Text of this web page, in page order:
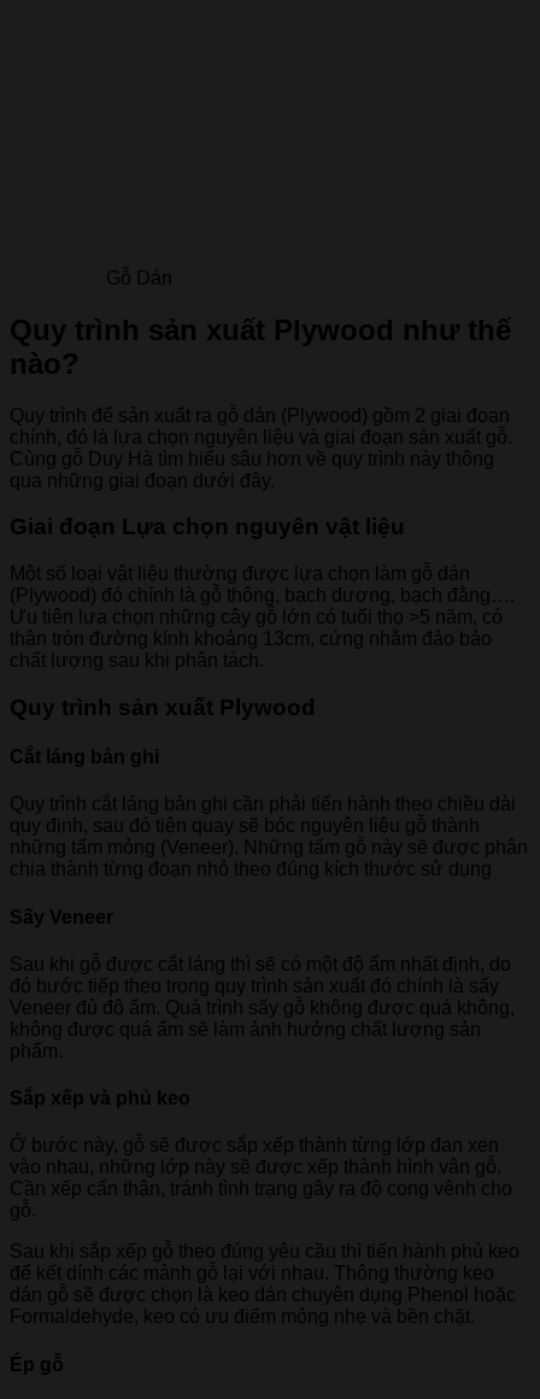
Gỗ Dán
Quy trình sản xuất Plywood như thế
nào?
Quy trình để sản xuất ra gỗ dán (Plywood) gồm 2 giai đoạn
chính, đó là lựa chọn nguyên liệu và giai đoạn sản xuất gỗ.
Cùng gỗ Duy Hà tìm hiểu sâu hơn về quy trình này thông
qua những giai đoạn dưới đây.
Giai đoạn Lựa chọn nguyên vật liệu
Một số loại vật liệu thường được lựa chọn làm gỗ dán
(Plywood) đó chính là gỗ thông, bạch dương, bạch đằng….
Ưu tiên lựa chọn những cây gỗ lớn có tuổi thọ >5 năm, có
thân tròn đường kính khoảng 13cm, cứng nhằm đảo bảo
chất lượng sau khi phân tách.
Quy trình sản xuất Plywood
Cắt láng bản ghi
Quy trình cắt láng bản ghi cần phải tiến hành theo chiều dài
quy định, sau đó tiện quay sẽ bóc nguyên liệu gỗ thành
những tấm mỏng (Veneer). Những tấm gỗ này sẽ được phân
chia thành từng đoạn nhỏ theo đúng kích thước sử dụng
Sấy Veneer
Sau khi gỗ được cắt láng thì sẽ có một độ ẩm nhất định, do
đó bước tiếp theo trong quy trình sản xuất đó chính là sấy
Veneer đủ độ ẩm. Quá trình sấy gỗ không được quá không,
không được quá ẩm sẽ làm ảnh hưởng chất lượng sản
phẩm.
Sắp xếp và phủ keo
Ở bước này, gỗ sẽ được sắp xếp thành từng lớp đan xen
vào nhau, những lớp này sẽ được xếp thành hình vân gỗ.
Cần xếp cẩn thận, tránh tình trạng gây ra độ cong vênh cho
gỗ.
Sau khi sắp xếp gỗ theo đúng yêu cầu thì tiến hành phủ keo
để kết dính các mảnh gỗ lại với nhau. Thông thường keo
dán gỗ sẽ được chọn là keo dán chuyên dụng Phenol hoặc
Formaldehyde, keo có ưu điểm mỏng nhẹ và bền chặt.
Ép gỗ